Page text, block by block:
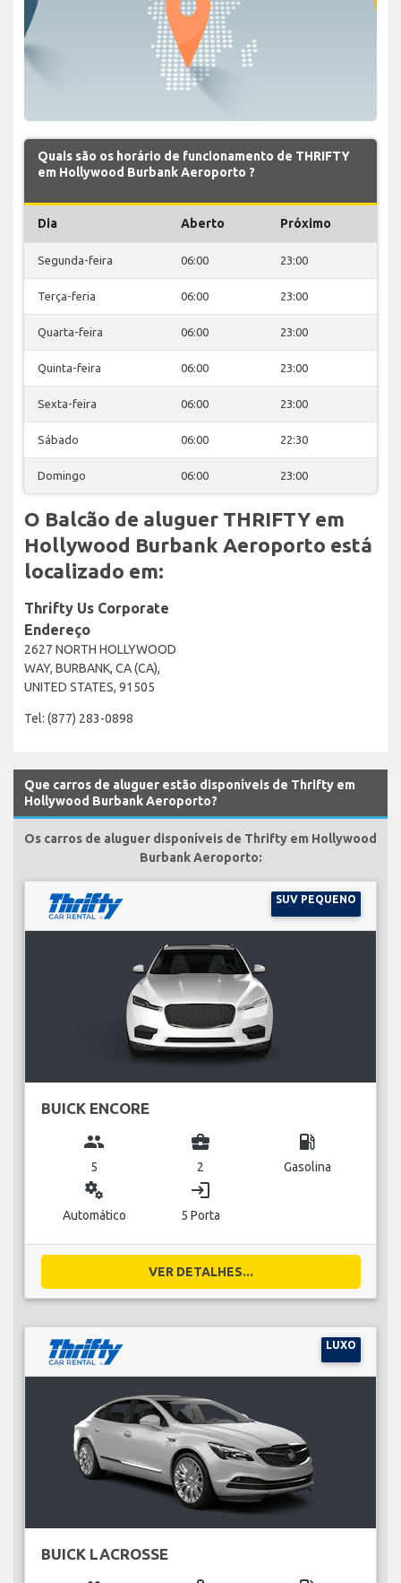
Quais são os horário de funcionamento de THRIFTY
em Hollywood Burbank Aeroporto ?
Dia Aberto Próximo
Segunda-feira 06:00 23:00
Terça-feria 06:00 23:00
Quarta-feira 06:00 23:00
Quinta-feira 06:00 23:00
Sexta-feira 06:00 23:00
Sábado 06:00 22:30
Domingo 06:00 23:00
O Balcão de aluguer THRIFTY em
Hollywood Burbank Aeroporto está
localizado em:
Thrifty Us Corporate
Endereço
2627 NORTH HOLLYWOOD
WAY, BURBANK, CA (CA),
UNITED STATES, 91505
Tel: (877) 283-0898
Que carros de aluguer estão disponíveis de Thrifty em
Hollywood Burbank Aeroporto?
Os carros de aluguer disponíveis de Thrifty em Hollywood
Burbank Aeroporto:
SUV PEQUENO
BUICK ENCORE
group
5
business_center
2
local_gas_station
Gasolina
miscellaneous_services
Automático
login
5 Porta
VER DETALHES...
LUXO
BUICK LACROSSE